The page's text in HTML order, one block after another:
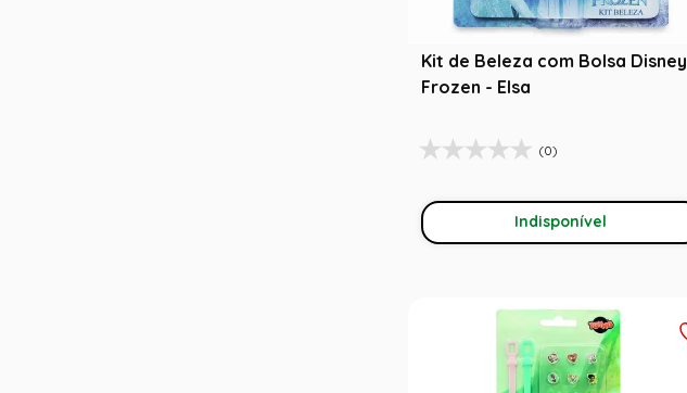
Kit de Beleza com Bolsa Disney
Frozen - Elsa
(0)
Indisponível